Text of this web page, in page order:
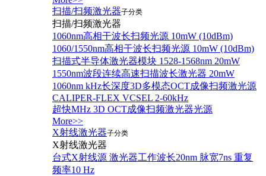
扫描/扫频激光器子分类
扫描/扫频激光器
1060nm高相干波长扫频光源 10mW (10dBm)
1060/1550nm高相干波长扫频光源 10mW (10dBm)
扫描式半导体激光器模块 1528-1568nm 20mW
1550nm波段连续高速扫描波长激光器 20mW
1060nm kHz长深度3D多模态OCT成像扫频激光源
CALIPER-FLEX VCSEL 2-60kHz
超快MHz 3D OCT成像扫频激光器光源
More>>
X射线激光器子分类
X射线激光器
台式X射线源 激光器工作波长20nm 脉宽7ns 重复
频率10 Hz